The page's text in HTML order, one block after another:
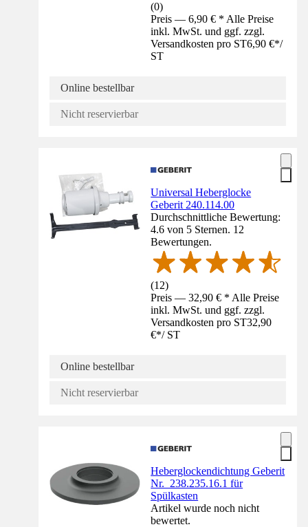
(0)
Preis — 6,90 € * Alle Preise
inkl. MwSt. und ggf. zzgl.
Versandkosten pro ST6,90 €*/
ST
Online bestellbar
Nicht reservierbar
Universal Heberglocke
Geberit 240.114.00
Durchschnittliche Bewertung:
4.6 von 5 Sternen. 12
Bewertungen.
(12)
Preis — 32,90 € * Alle Preise
inkl. MwSt. und ggf. zzgl.
Versandkosten pro ST32,90
€*/ ST
Online bestellbar
Nicht reservierbar
Heberglockendichtung Geberit
Nr. 238.235.16.1 für
Spülkasten
Artikel wurde noch nicht
bewertet.